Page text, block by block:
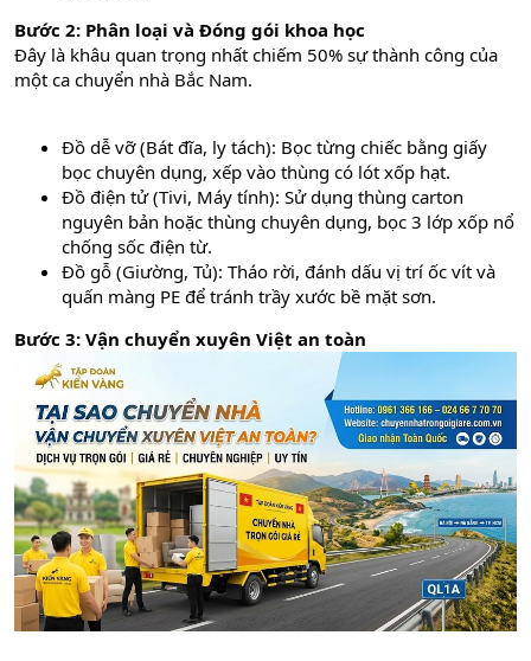
Bước 2: Phân loại và Đóng gói khoa học
Đây là khâu quan trọng nhất chiếm 50% sự thành công của
một ca chuyển nhà Bắc Nam.
Đồ dễ vỡ (Bát đĩa, ly tách): Bọc từng chiếc bằng giấy
bọc chuyên dụng, xếp vào thùng có lót xốp hạt.
Đồ điện tử (Tivi, Máy tính): Sử dụng thùng carton
nguyên bản hoặc thùng chuyên dụng, bọc 3 lớp xốp nổ
chống sốc điện từ.
Đồ gỗ (Giường, Tủ): Tháo rời, đánh dấu vị trí ốc vít và
quấn màng PE để tránh trầy xước bề mặt sơn.
Bước 3: Vận chuyển xuyên Việt an toàn